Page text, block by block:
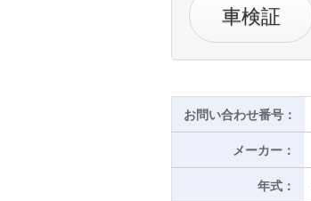
車検証
お問い合わせ番号：
メーカー：
年式：